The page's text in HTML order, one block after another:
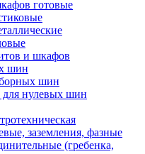
готовые
и шкафов
шин
шин
для нулевых шин
заземления, фазные
(гребенка,